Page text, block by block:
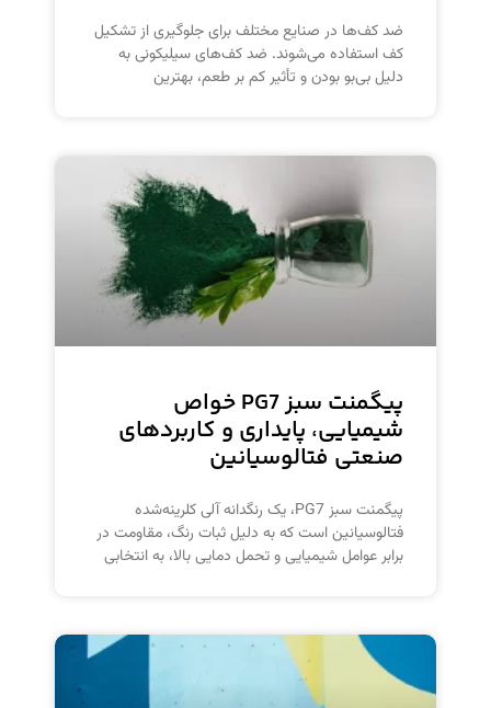
ضد کف‌ها در صنایع مختلف برای جلوگیری از تشکیل
کف استفاده می‌شوند. ضد کف‌های سیلیکونی به
دلیل بی‌بو بودن و تأثیر کم بر طعم، بهترین
پیگمنت سبز PG7 خواص
شیمیایی، پایداری و کاربردهای
صنعتی فتالوسیانین
پیگمنت سبز PG7، یک رنگدانه آلی کلرینه‌شده
فتالوسیانین است که به دلیل ثبات رنگ، مقاومت در
برابر عوامل شیمیایی و تحمل دمایی بالا، به انتخابی